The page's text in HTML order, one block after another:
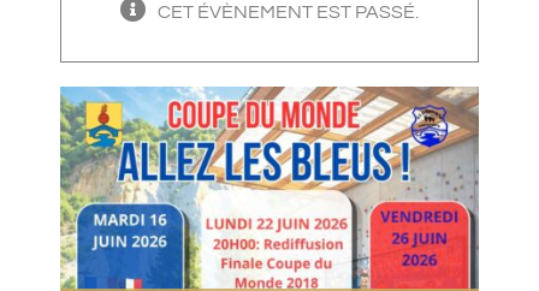
CET ÉVÈNEMENT EST PASSÉ.